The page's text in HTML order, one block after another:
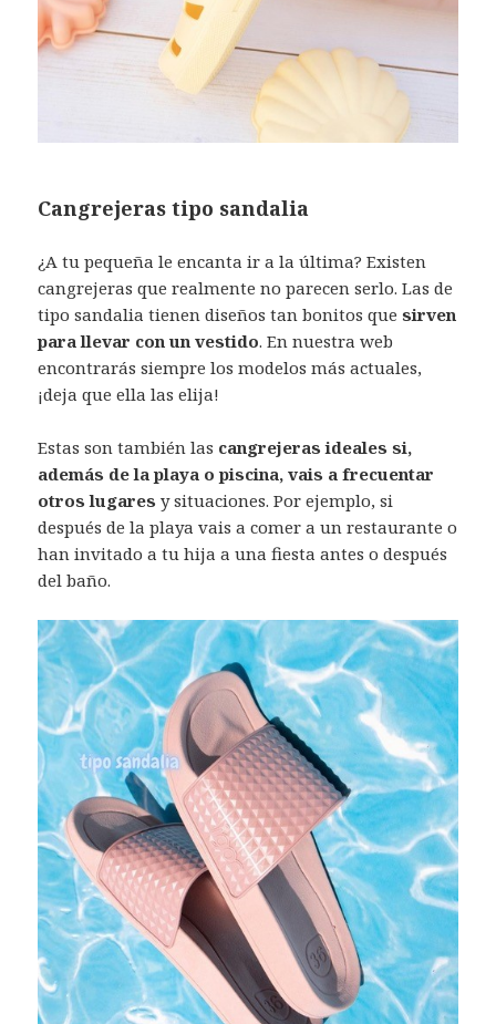
Cangrejeras tipo sandalia
¿A tu pequeña le encanta ir a la última? Existen
cangrejeras que realmente no parecen serlo. Las de
tipo sandalia tienen diseños tan bonitos quesirven
para llevar con un vestido. En nuestra web
encontrarás siempre los modelos más actuales,
¡deja que ella las elija!
Estas son también las cangrejeras ideales si,
además de la playa o piscina, vais a frecuentar
otros lugares y situaciones. Por ejemplo, si
después de la playa vais a comer a un restaurante o
han invitado a tu hija a una fiesta antes o después
del baño.